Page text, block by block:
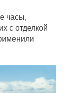
часы,
с отделкой